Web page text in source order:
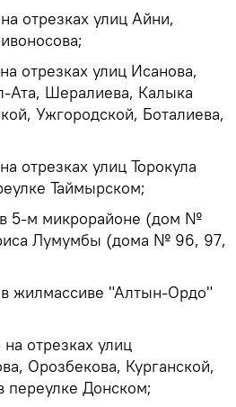
отрезках улиц Айни,
отрезках улиц Исанова,
Ата, Шералиева, Калыка
Ужгородской, Боталиева,
отрезках улиц Торокула
Таймырском;
5-м микрорайоне (дом №
Лумумбы (дома № 96, 97,
жилмассиве "Алтын-Ордо"
отрезках улиц
Орозбекова, Курганской,
переулке Донском;